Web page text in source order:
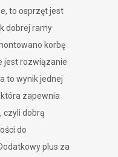
to osprzęt jest
dobrej ramy
korbę
jest rozwiązanie
to wynik jednej
zapewnia
czyli dobrą
do
plus za